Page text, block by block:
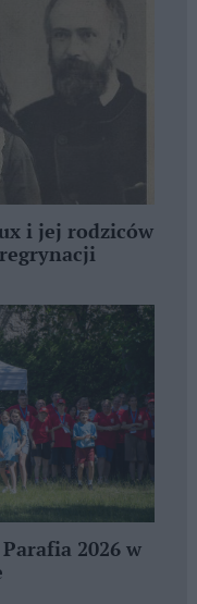
i jej rodziców
2026 w